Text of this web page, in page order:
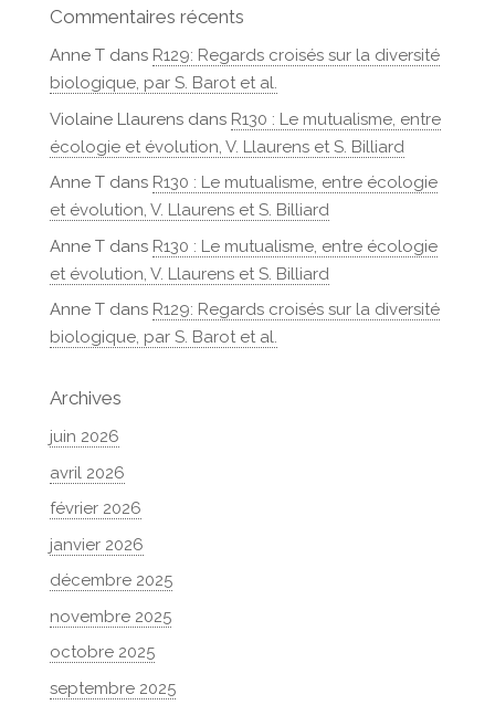
Commentaires récents
Anne Tdans R129: Regards croisés sur la diversité
biologique, par S. Barot et al.
Violaine Llaurensdans R130 : Le mutualisme, entre
écologie et évolution, V. Llaurens et S. Billiard
Anne Tdans R130 : Le mutualisme, entre écologie
et évolution, V. Llaurens et S. Billiard
Anne Tdans R130 : Le mutualisme, entre écologie
et évolution, V. Llaurens et S. Billiard
Anne Tdans R129: Regards croisés sur la diversité
biologique, par S. Barot et al.
Archives
juin 2026
avril 2026
février 2026
janvier 2026
décembre 2025
novembre 2025
octobre 2025
septembre 2025